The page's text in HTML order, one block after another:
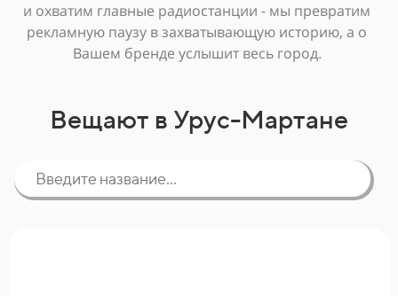
и охватим главные радиостанции - мы превратим
рекламную паузу в захватывающую историю, а о
Вашем бренде услышит весь город.
Вещают в Урус-Мартане